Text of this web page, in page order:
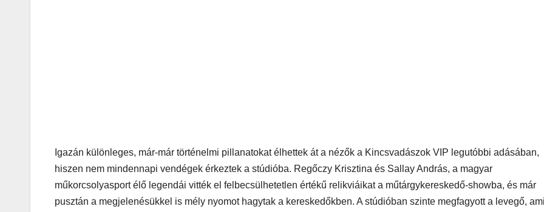
Igazán különleges, már-már történelmi pillanatokat élhettek át a nézők a Kincsvadászok VIP legutóbbi adásában,
hiszen nem mindennapi vendégek érkeztek a stúdióba. Regőczy Krisztina és Sallay András, a magyar
műkorcsolyasport élő legendái vitték el felbecsülhetetlen értékű relikviáikat a műtárgykereskedő-showba, és már
pusztán a megjelenésükkel is mély nyomot hagytak a kereskedőkben. A stúdióban szinte megfagyott a levegő,